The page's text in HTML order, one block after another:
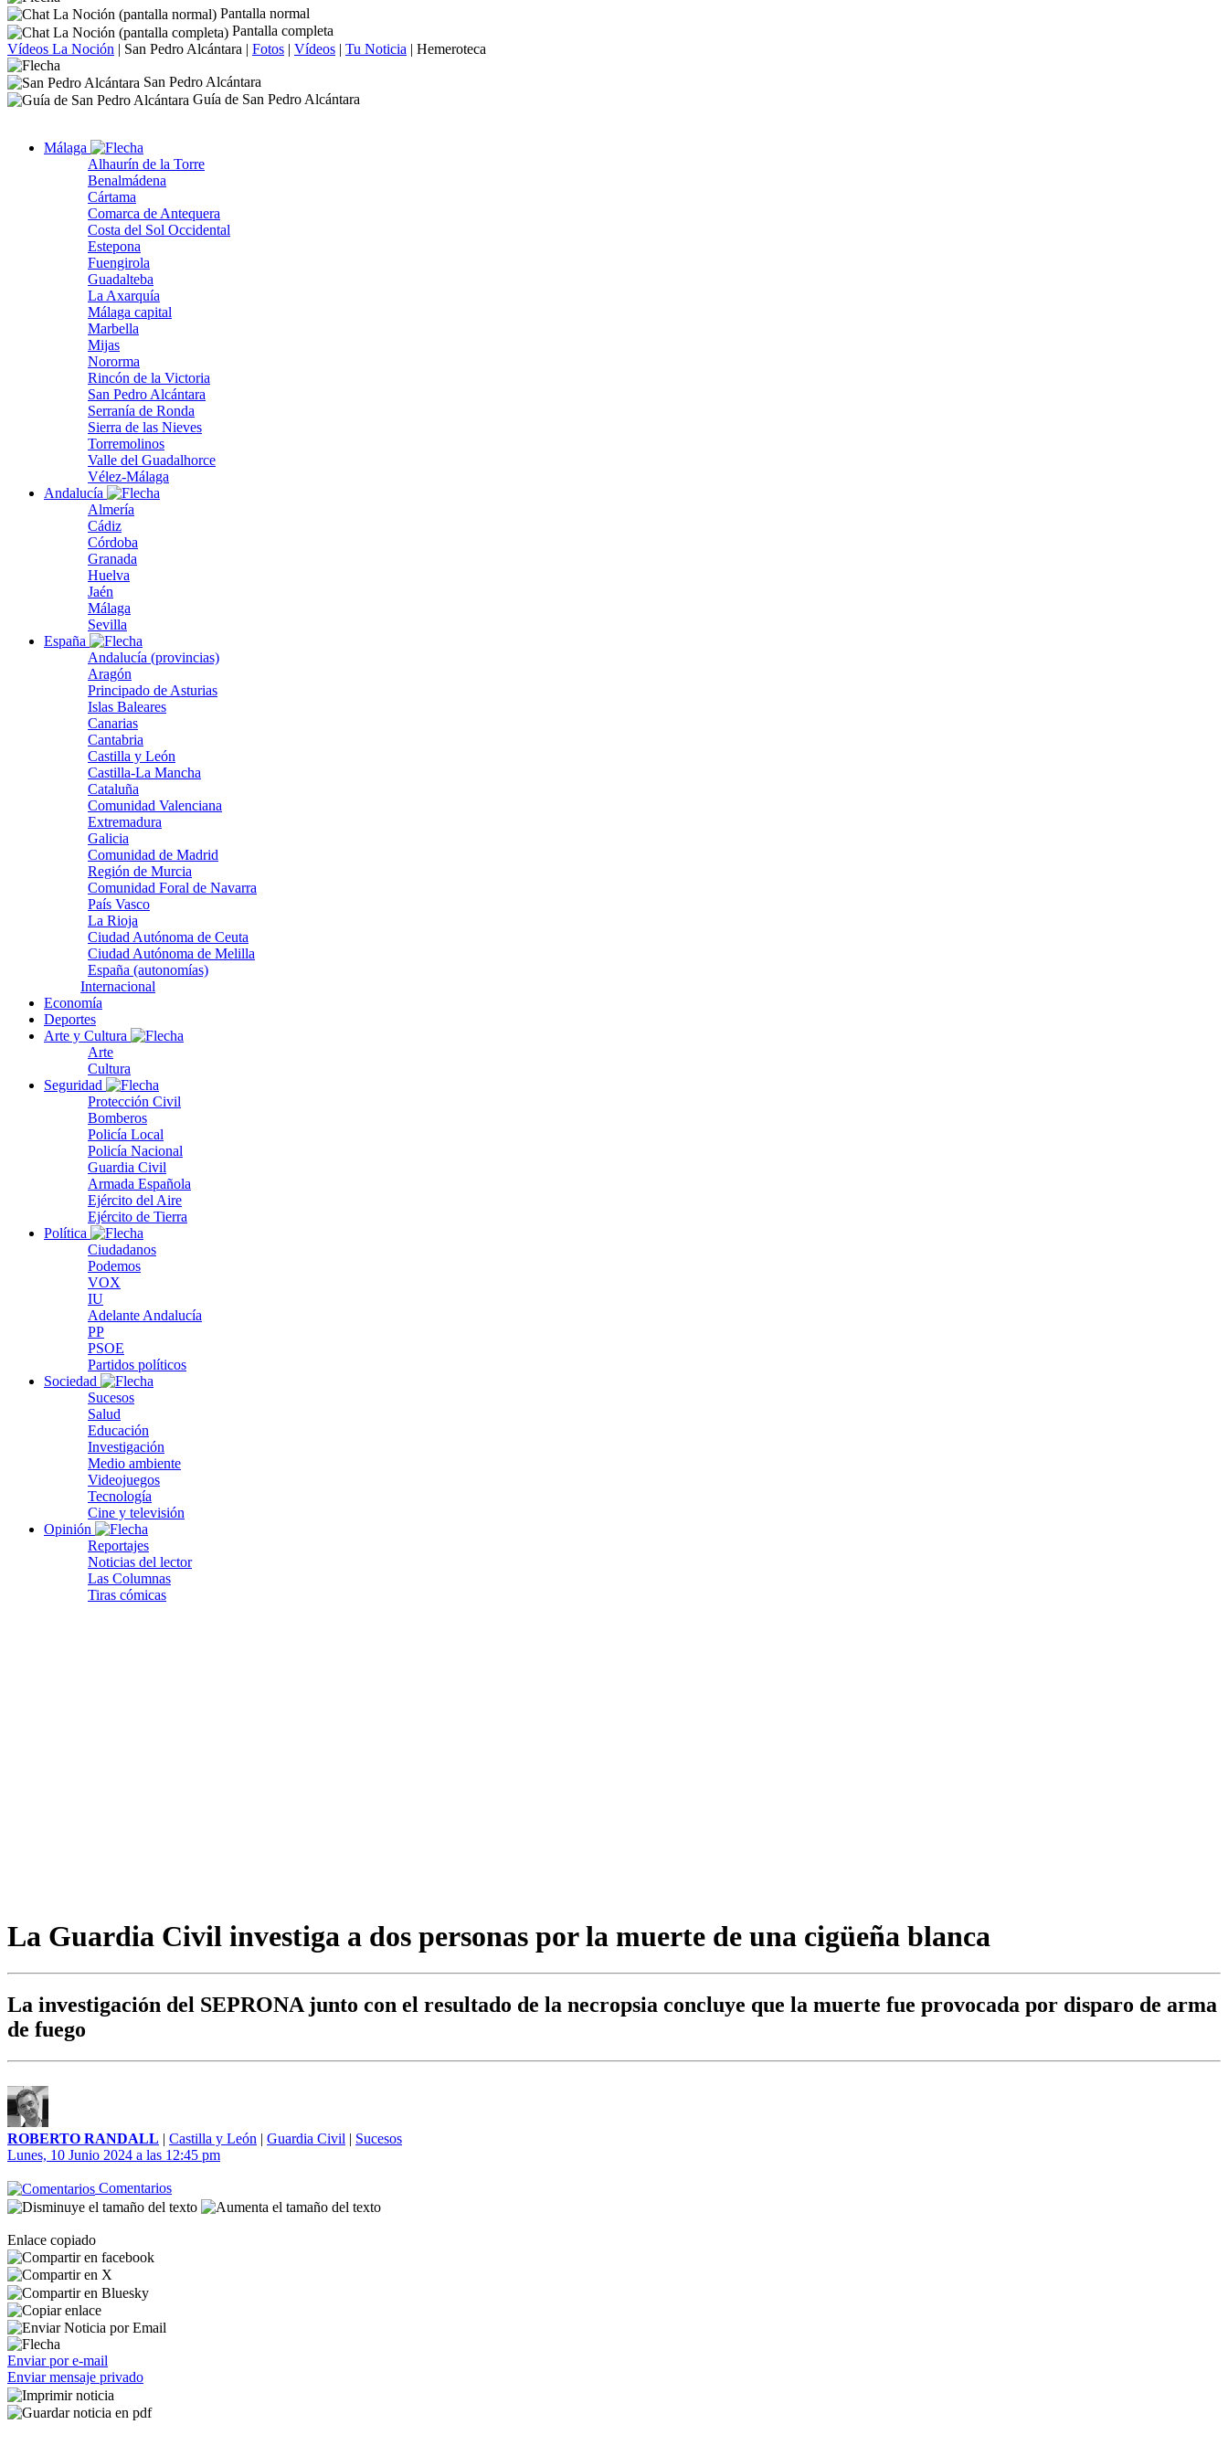
Pantalla normal
Pantalla completa
Vídeos La Noción | San Pedro Alcántara | Fotos | Vídeos | Tu Noticia | Hemeroteca
San Pedro Alcántara
Guía de San Pedro Alcántara
Málaga
Alhaurín de la Torre
Benalmádena
Cártama
Comarca de Antequera
Costa del Sol Occidental
Estepona
Fuengirola
Guadalteba
La Axarquía
Málaga capital
Marbella
Mijas
Nororma
Rincón de la Victoria
San Pedro Alcántara
Serranía de Ronda
Sierra de las Nieves
Torremolinos
Valle del Guadalhorce
Vélez-Málaga
Andalucía
Almería
Cádiz
Córdoba
Granada
Huelva
Jaén
Málaga
Sevilla
España
Andalucía (provincias)
Aragón
Principado de Asturias
Islas Baleares
Canarias
Cantabria
Castilla y León
Castilla-La Mancha
Cataluña
Comunidad Valenciana
Extremadura
Galicia
Comunidad de Madrid
Región de Murcia
Comunidad Foral de Navarra
País Vasco
La Rioja
Ciudad Autónoma de Ceuta
Ciudad Autónoma de Melilla
España (autonomías)
Internacional
Economía
Deportes
Arte y Cultura
Arte
Cultura
Seguridad
Protección Civil
Bomberos
Policía Local
Policía Nacional
Guardia Civil
Armada Española
Ejército del Aire
Ejército de Tierra
Política
Ciudadanos
Podemos
VOX
IU
Adelante Andalucía
PP
PSOE
Partidos políticos
Sociedad
Sucesos
Salud
Educación
Investigación
Medio ambiente
Videojuegos
Tecnología
Cine y televisión
Opinión
Reportajes
Noticias del lector
Las Columnas
Tiras cómicas
La Guardia Civil investiga a dos personas por la muerte de una cigüeña blanca
La investigación del SEPRONA junto con el resultado de la necropsia concluye que la muerte fue provocada por disparo de arma
de fuego
ROBERTO RANDALL | Castilla y León | Guardia Civil | Sucesos
Lunes, 10 Junio 2024 a las 12:45 pm
Comentarios
Enlace copiado
Enviar por e-mail
Enviar mensaje privado